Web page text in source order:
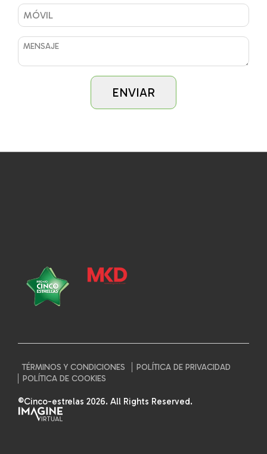
TÉRMINOS Y CONDICIONES
POLÍTICA DE PRIVACIDAD
POLÍTICA DE COOKIES
©Cinco-estrelas 2026. All Rights Reserved.